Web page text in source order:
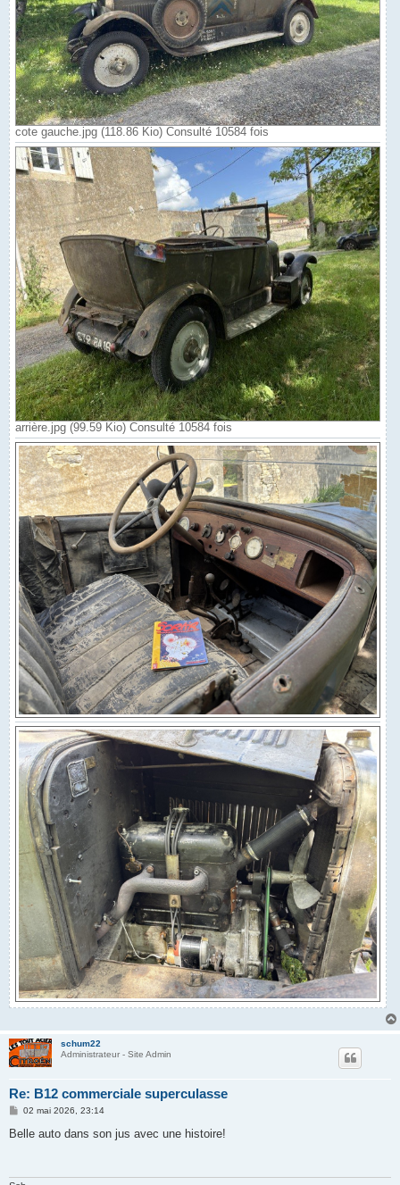
cote gauche.jpg (118.86 Kio) Consulté 10584 fois
arrière.jpg (99.59 Kio) Consulté 10584 fois
schum22
Administrateur - Site Admin
Re: B12 commerciale superculasse
M
s
02 mai 2026, 23:14
Belle auto dans son jus avec une histoire!